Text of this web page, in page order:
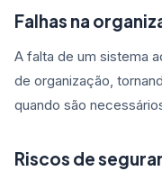
Falhas na
A falta de um sistema
de organização,
quando são
Riscos de